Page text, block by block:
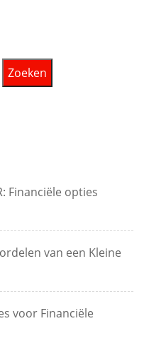
Zoeken
Financiële opties
van een Kleine
voor Financiële